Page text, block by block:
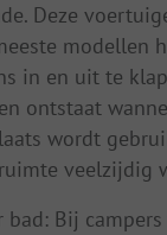
Deze
modellen
in en uit te
ontstaat
wordt
veelzijdig
bad: Bij